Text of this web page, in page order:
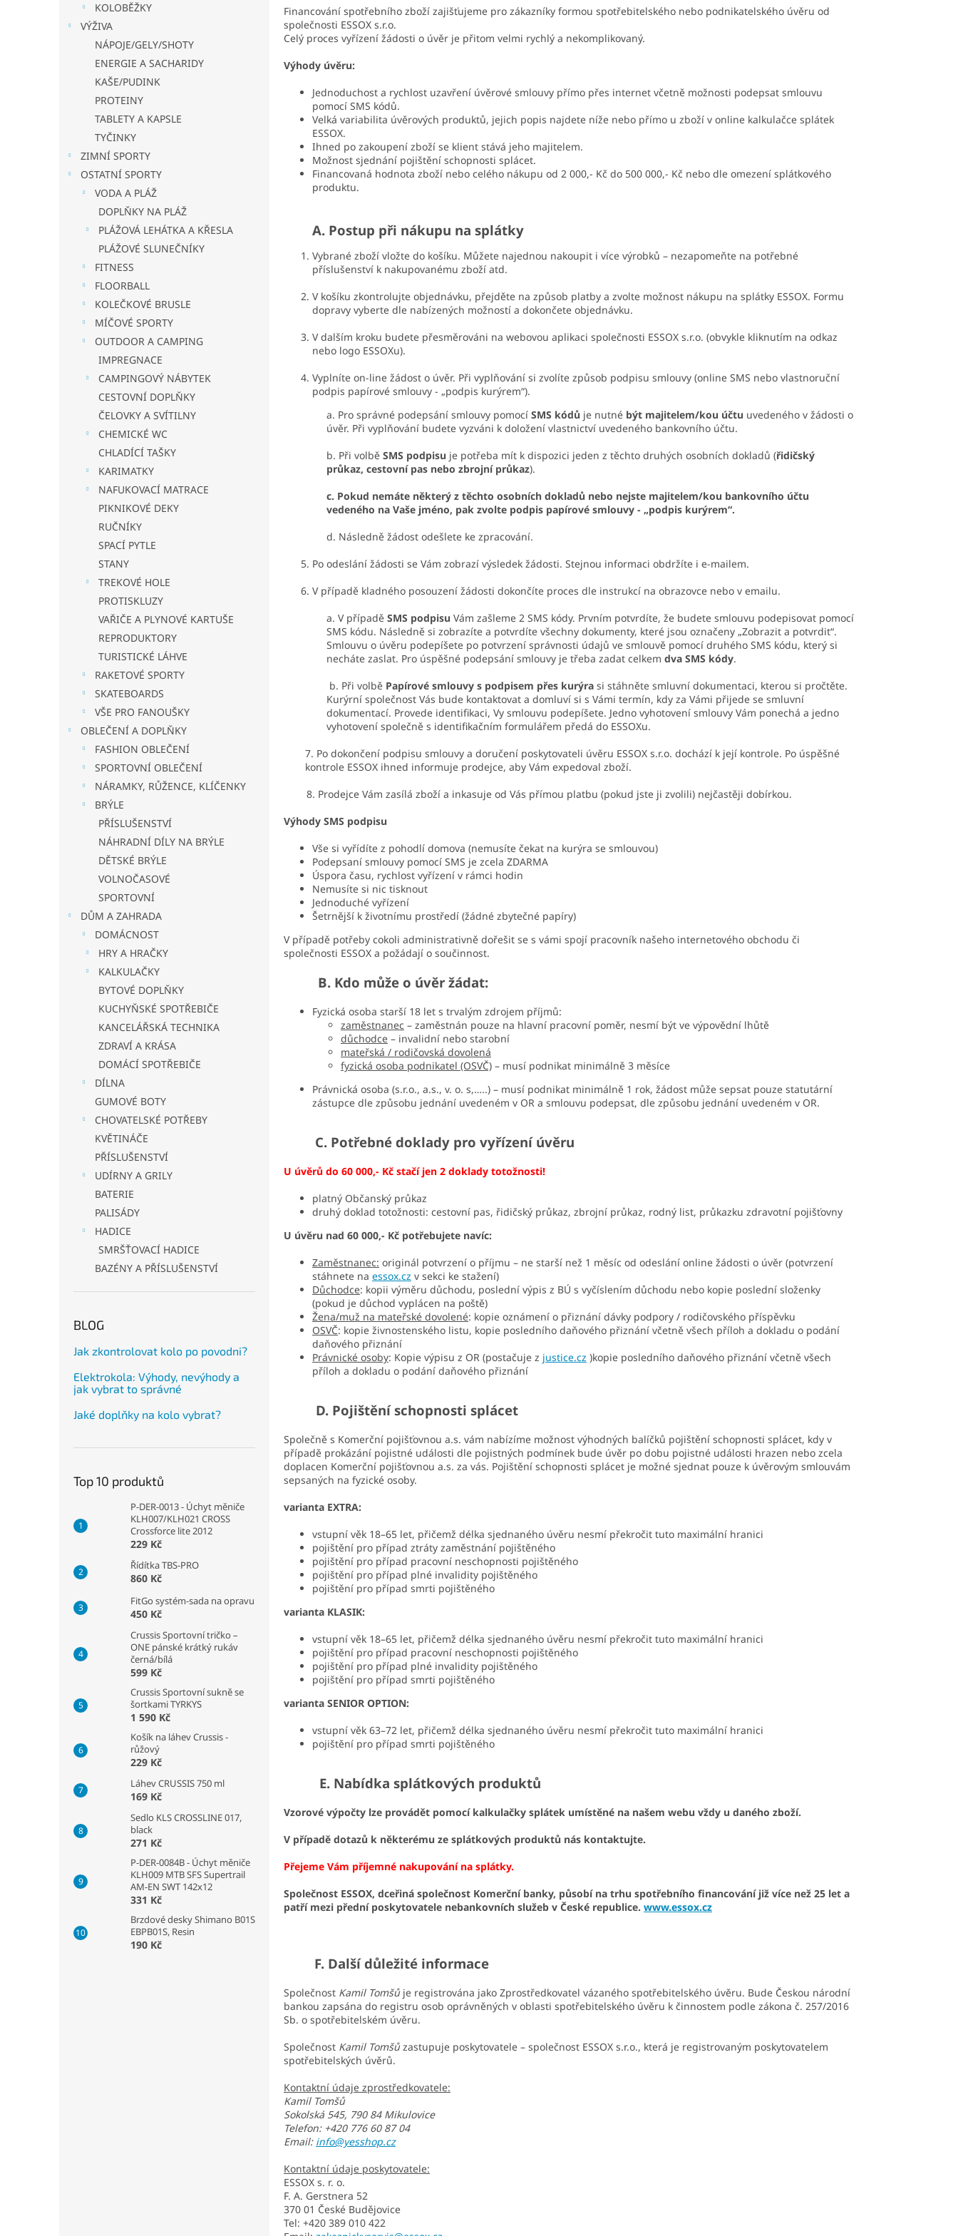
KOLOBĚŽKY
VÝŽIVA
NÁPOJE/GELY/SHOTY
ENERGIE A SACHARIDY
KAŠE/PUDINK
PROTEINY
TABLETY A KAPSLE
TYČINKY
ZIMNÍ SPORTY
OSTATNÍ SPORTY
VODA A PLÁŽ
DOPLŇKY NA PLÁŽ
PLÁŽOVÁ LEHÁTKA A KŘESLA
PLÁŽOVÉ SLUNEČNÍKY
FITNESS
FLOORBALL
KOLEČKOVÉ BRUSLE
MÍČOVÉ SPORTY
OUTDOOR A CAMPING
IMPREGNACE
CAMPINGOVÝ NÁBYTEK
CESTOVNÍ DOPLŇKY
ČELOVKY A SVÍTILNY
CHEMICKÉ WC
CHLADÍCÍ TAŠKY
KARIMATKY
NAFUKOVACÍ MATRACE
PIKNIKOVÉ DEKY
RUČNÍKY
SPACÍ PYTLE
STANY
TREKOVÉ HOLE
PROTISKLUZY
VAŘIČE A PLYNOVÉ KARTUŠE
REPRODUKTORY
TURISTICKÉ LÁHVE
RAKETOVÉ SPORTY
SKATEBOARDS
VŠE PRO FANOUŠKY
OBLEČENÍ A DOPLŇKY
FASHION OBLEČENÍ
SPORTOVNÍ OBLEČENÍ
NÁRAMKY, RŮŽENCE, KLÍČENKY
BRÝLE
PŘÍSLUŠENSTVÍ
NÁHRADNÍ DÍLY NA BRÝLE
DĚTSKÉ BRÝLE
VOLNOČASOVÉ
SPORTOVNÍ
DŮM A ZAHRADA
DOMÁCNOST
HRY A HRAČKY
KALKULAČKY
BYTOVÉ DOPLŇKY
KUCHYŇSKÉ SPOTŘEBIČE
KANCELÁŘSKÁ TECHNIKA
ZDRAVÍ A KRÁSA
DOMÁCÍ SPOTŘEBIČE
DÍLNA
GUMOVÉ BOTY
CHOVATELSKÉ POTŘEBY
KVĚTINÁČE
PŘÍSLUŠENSTVÍ
UDÍRNY A GRILY
BATERIE
PALISÁDY
HADICE
SMRŠŤOVACÍ HADICE
BAZÉNY A PŘÍSLUŠENSTVÍ
BLOG
Jak zkontrolovat kolo po povodni?
Elektrokola: Výhody, nevýhody a
jak vybrat to správné
Jaké doplňky na kolo vybrat?
Top 10 produktů
P-DER-0013 - Úchyt měniče
KLH007/KLH021 CROSS
Crossforce lite 2012
229 Kč
Řídítka TBS-PRO
860 Kč
FitGo systém-sada na opravu
450 Kč
Crussis Sportovní tričko –
ONE pánské krátký rukáv
černá/bílá
599 Kč
Crussis Sportovní sukně se
šortkami TYRKYS
1 590 Kč
Košík na láhev Crussis -
růžový
229 Kč
Láhev CRUSSIS 750 ml
169 Kč
Sedlo KLS CROSSLINE 017,
black
271 Kč
P-DER-0084B - Úchyt měniče
KLH009 MTB SFS Supertrail
AM-EN SWT 142x12
331 Kč
Brzdové desky Shimano B01S
EBPB01S, Resin
190 Kč
Financování spotřebního zboží zajišťujeme pro zákazníky formou spotřebitelského nebo podnikatelského úvěru od
společnosti ESSOX s.r.o.
Celý proces vyřízení žádosti o úvěr je přitom velmi rychlý a nekomplikovaný.
Výhody úvěru:
Jednoduchost a rychlost uzavření úvěrové smlouvy přímo přes internet včetně možnosti podepsat smlouvu
pomocí SMS kódů.
Velká variabilita úvěrových produktů, jejich popis najdete níže nebo přímo u zboží v online kalkulačce splátek
ESSOX.
Ihned po zakoupení zboží se klient stává jeho majitelem.
Možnost sjednání pojištění schopnosti splácet.
Financovaná hodnota zboží nebo celého nákupu od 2 000,- Kč do 500 000,- Kč nebo dle omezení splátkového
produktu.
A. Postup při nákupu na splátky
Vybrané zboží vložte do košíku. Můžete najednou nakoupit i více výrobků – nezapomeňte na potřebné
příslušenství k nakupovanému zboží atd.
V košíku zkontrolujte objednávku, přejděte na způsob platby a zvolte možnost nákupu na splátky ESSOX. Formu
dopravy vyberte dle nabízených možností a dokončete objednávku.
V dalším kroku budete přesměrováni na webovou aplikaci společnosti ESSOX s.r.o. (obvykle kliknutím na odkaz
nebo logo ESSOXu).
Vyplníte on-line žádost o úvěr. Při vyplňování si zvolíte způsob podpisu smlouvy (online SMS nebo vlastnoruční
podpis papírové smlouvy - „podpis kurýrem“).
a. Pro správné podepsání smlouvy pomocí SMS kódů je nutné být majitelem/kou účtu uvedeného v žádosti o
úvěr. Při vyplňování budete vyzváni k doložení vlastnictví uvedeného bankovního účtu.
b. Při volbě SMS podpisu je potřeba mít k dispozici jeden z těchto druhých osobních dokladů (řidičský
průkaz, cestovní pas nebo zbrojní průkaz).
c. Pokud nemáte některý z těchto osobních dokladů nebo nejste majitelem/kou bankovního účtu
vedeného na Vaše jméno, pak zvolte podpis papírové smlouvy - „podpis kurýrem“.
d. Následně žádost odešlete ke zpracování.
5. Po odeslání žádosti se Vám zobrazí výsledek žádosti. Stejnou informaci obdržíte i e-mailem.
6. V případě kladného posouzení žádosti dokončíte proces dle instrukcí na obrazovce nebo v emailu.
a. V případě SMS podpisu Vám zašleme 2 SMS kódy. Prvním potvrdíte, že budete smlouvu podepisovat pomocí
SMS kódu. Následně si zobrazíte a potvrdíte všechny dokumenty, které jsou označeny „Zobrazit a potvrdit“.
Smlouvu o úvěru podepíšete po potvrzení správnosti údajů ve smlouvě pomocí druhého SMS kódu, který si
necháte zaslat. Pro úspěšné podepsání smlouvy je třeba zadat celkem dva SMS kódy.
b. Při volbě Papírové smlouvy s podpisem přes kurýra si stáhněte smluvní dokumentaci, kterou si pročtěte.
Kurýrní společnost Vás bude kontaktovat a domluví si s Vámi termín, kdy za Vámi přijede se smluvní
dokumentací. Provede identifikaci, Vy smlouvu podepíšete. Jedno vyhotovení smlouvy Vám ponechá a jedno
vyhotovení společně s identifikačním formulářem předá do ESSOXu.
7. Po dokončení podpisu smlouvy a doručení poskytovateli úvěru ESSOX s.r.o. dochází k její kontrole. Po úspěšné
kontrole ESSOX ihned informuje prodejce, aby Vám expedoval zboží.
8. Prodejce Vám zasílá zboží a inkasuje od Vás přímou platbu (pokud jste ji zvolili) nejčastěji dobírkou.
Výhody SMS podpisu
Vše si vyřídíte z pohodlí domova (nemusíte čekat na kurýra se smlouvou)
Podepsaní smlouvy pomocí SMS je zcela ZDARMA
Úspora času, rychlost vyřízení v rámci hodin
Nemusíte si nic tisknout
Jednoduché vyřízení
Šetrnější k životnímu prostředí (žádné zbytečné papíry)
V případě potřeby cokoli administrativně dořešit se s vámi spojí pracovník našeho internetového obchodu či
společnosti ESSOX a požádají o součinnost.
B. Kdo může o úvěr žádat:
Fyzická osoba starší 18 let s trvalým zdrojem příjmů:
zaměstnanec – zaměstnán pouze na hlavní pracovní poměr, nesmí být ve výpovědní lhůtě
důchodce – invalidní nebo starobní
mateřská / rodičovská dovolená
fyzická osoba podnikatel (OSVČ) – musí podnikat minimálně 3 měsíce
Právnická osoba (s.r.o., a.s., v. o. s,…..) – musí podnikat minimálně 1 rok, žádost může sepsat pouze statutární
zástupce dle způsobu jednání uvedeném v OR a smlouvu podepsat, dle způsobu jednání uvedeném v OR.
C. Potřebné doklady pro vyřízení úvěru
U úvěrů do 60 000,- Kč stačí jen 2 doklady totožnosti!
platný Občanský průkaz
druhý doklad totožnosti: cestovní pas, řidičský průkaz, zbrojní průkaz, rodný list, průkazku zdravotní pojišťovny
U úvěru nad 60 000,- Kč potřebujete navíc:
Zaměstnanec: originál potvrzení o příjmu – ne starší než 1 měsíc od odeslání online žádosti o úvěr (potvrzení
stáhnete na essox.cz v sekci ke stažení)
Důchodce: kopii výměru důchodu, poslední výpis z BÚ s vyčíslením důchodu nebo kopie poslední složenky
(pokud je důchod vyplácen na poště)
Žena/muž na mateřské dovolené: kopie oznámení o přiznání dávky podpory / rodičovského příspěvku
OSVČ: kopie živnostenského listu, kopie posledního daňového přiznání včetně všech příloh a dokladu o podání
daňového přiznání
Právnické osoby: Kopie výpisu z OR (postačuje z justice.cz )kopie posledního daňového přiznání včetně všech
příloh a dokladu o podání daňového přiznání
D. Pojištění schopnosti splácet
Společně s Komerční pojišťovnou a.s. vám nabízíme možnost výhodných balíčků pojištění schopnosti splácet, kdy v
případě prokázání pojistné události dle pojistných podmínek bude úvěr po dobu pojistné události hrazen nebo zcela
doplacen Komerční pojišťovnou a.s. za vás. Pojištění schopnosti splácet je možné sjednat pouze k úvěrovým smlouvám
sepsaných na fyzické osoby.
varianta EXTRA:
vstupní věk 18–65 let, přičemž délka sjednaného úvěru nesmí překročit tuto maximální hranici
pojištění pro případ ztráty zaměstnání pojištěného
pojištění pro případ pracovní neschopnosti pojištěného
pojištění pro případ plné invalidity pojištěného
pojištění pro případ smrti pojištěného
varianta KLASIK:
vstupní věk 18–65 let, přičemž délka sjednaného úvěru nesmí překročit tuto maximální hranici
pojištění pro případ pracovní neschopnosti pojištěného
pojištění pro případ plné invalidity pojištěného
pojištění pro případ smrti pojištěného
varianta SENIOR OPTION:
vstupní věk 63–72 let, přičemž délka sjednaného úvěru nesmí překročit tuto maximální hranici
pojištění pro případ smrti pojištěného
E. Nabídka splátkových produktů
Vzorové výpočty lze provádět pomocí kalkulačky splátek umístěné na našem webu vždy u daného zboží.
V případě dotazů k některému ze splátkových produktů nás kontaktujte.
Přejeme Vám příjemné nakupování na splátky.
Společnost ESSOX, dceřiná společnost Komerční banky, působí na trhu spotřebního financování již více než 25 let a
patří mezi přední poskytovatele nebankovních služeb v České republice. www.essox.cz
F. Další důležité informace
Společnost Kamil Tomšůje registrována jako Zprostředkovatel vázaného spotřebitelského úvěru. Bude Českou národní
bankou zapsána do registru osob oprávněných v oblasti spotřebitelského úvěru k činnostem podle zákona č. 257/2016
Sb. o spotřebitelském úvěru.
Společnost Kamil Tomšůzastupuje poskytovatele – společnost ESSOX s.r.o., která je registrovaným poskytovatelem
spotřebitelských úvěrů.
Kontaktní údaje zprostředkovatele:
Kamil Tomšů
Sokolská 545, 790 84 Mikulovice
Telefon: +420 776 60 87 04
Email: info@yesshop.cz
Kontaktní údaje poskytovatele:
ESSOX s. r. o.
F. A. Gerstnera 52
370 01 České Budějovice
Tel: +420 389 010 422